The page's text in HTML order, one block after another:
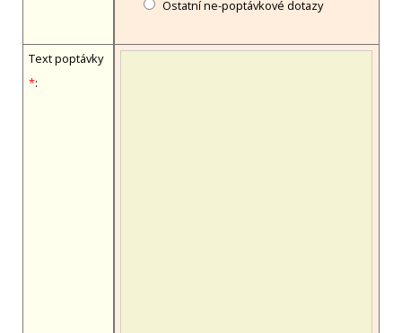
Ostatní ne-poptávkové dotazy
Text poptávky
*: